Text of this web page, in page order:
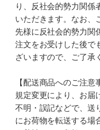
り、反社会的勢力関係
いただきます。なお、
先様に反社会的勢力関
注文をお受けした後で
ざいますので、ご了承
【配送商品へのご注意
規定変更により、お届
不明・誤記などで、送
にお荷物を転送する場